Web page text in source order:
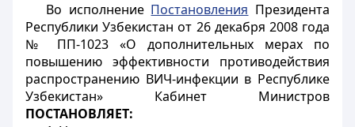
Во исполнение Постановления Президента
Республики Узбекистан от 26 декабря 2008 года
№ ПП-1023 «О дополнительных мерах по
повышению эффективности противодействия
распространению ВИЧ-инфекции в Республике
Узбекистан» Кабинет Министров
ПОСТАНОВЛЯЕТ: